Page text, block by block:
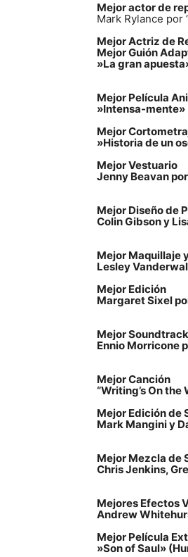
Mejor actor de
Mark Rylance por
Mejor Actriz de
Mejor Guión
»La gran
Mejor Película
»Intensa-mente»
Mejor
»Historia de un
Mejor Vestuario
Jenny Beavan
Mejor Diseño de
Colin Gibson y
Mejor Maquillaje
Lesley
Mejor Edición
Margaret Sixel
Mejor Soundtrack
Ennio Morricone
Mejor Canción
“Writing’s On
Mejor Edición de
Mark Mangini y
Mejor Mezcla de
Chris Jenkins,
Mejores Efectos
Andrew
Mejor Película
»Son of Saul»